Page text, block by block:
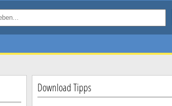
Download Tipps